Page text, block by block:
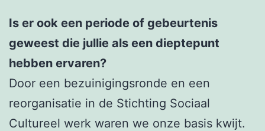
Is er ook een periode of gebeurtenis
geweest die jullie als een dieptepunt
hebben ervaren?
Door een bezuinigingsronde en een
reorganisatie in de Stichting Sociaal
Cultureel werk waren we onze basis kwijt.